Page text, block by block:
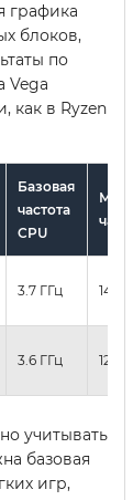
графика
блоков,
по
Vega
как в Ryzen
Базовая
частота
CPU
3.7 ГГц
3.6 ГГц
учитывать
базовая
игр,